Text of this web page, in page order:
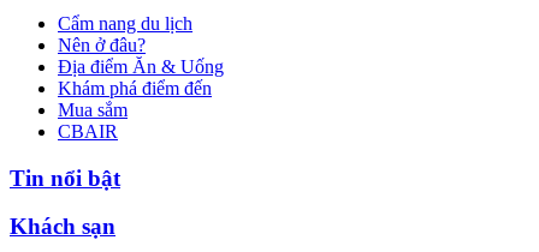
Cẩm nang du lịch
Nên ở đâu?
Địa điểm Ăn & Uống
Khám phá điểm đến
Mua sắm
CBAIR
Tin nổi bật
Khách sạn